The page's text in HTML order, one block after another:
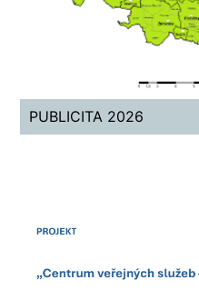
PUBLICITA 2026